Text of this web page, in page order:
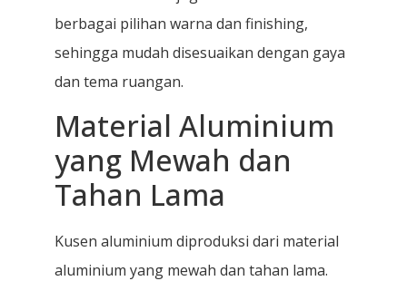
berbagai pilihan warna dan finishing,
sehingga mudah disesuaikan dengan gaya
dan tema ruangan.
Material Aluminium
yang Mewah dan
Tahan Lama
Kusen aluminium diproduksi dari material
aluminium yang mewah dan tahan lama.